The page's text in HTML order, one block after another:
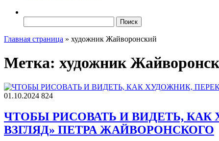
Главная страница » художник Жайворонский
Метка: художник
01.10.2024 824
ЧТОБЫ РИСОВАТЬ И ВИДЕТЬ,
ВЗГЛЯД» ПЕТРА ЖАЙВОРОНСКОГО